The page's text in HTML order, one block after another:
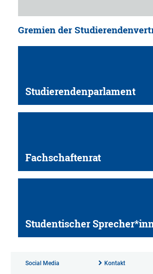
Gremien der
Studierendenparlament
Fachschaftenrat
Studentischer
Social Media Kontakt